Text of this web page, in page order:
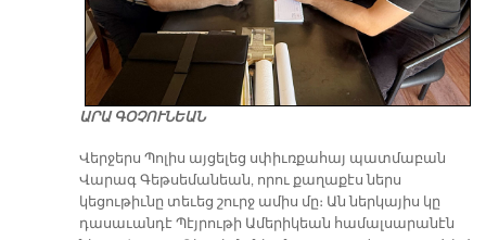
ԱՐԱ ԳՕՉՈՒՆԵԱՆ
Վերջերս Պոլիս այցելեց սփիւռքահայ պատմաբան
Վարագ Գեթսեմանեան, որու քաղաքէս ներս
կեցութիւնը տեւեց շուրջ ամիս մը։ Ան ներկայիս կը
դասաւանդէ Պէյրութի Ամերիկեան համալսարանէն